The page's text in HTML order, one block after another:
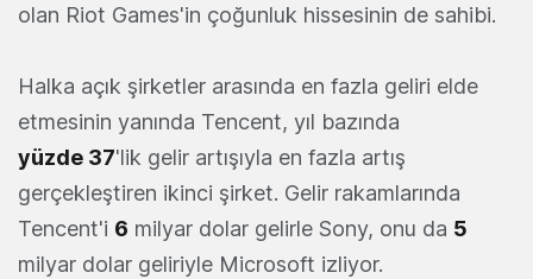
olan Riot Games'in çoğunluk hissesinin de sahibi.
Halka açık şirketler arasında en fazla geliri elde
etmesinin yanında Tencent, yıl bazında
yüzde 37'lik gelir artışıyla en fazla artış
gerçekleştiren ikinci şirket. Gelir rakamlarında
Tencent'i 6 milyar dolar gelirle Sony, onu da 5
milyar dolar geliriyle Microsoft izliyor.